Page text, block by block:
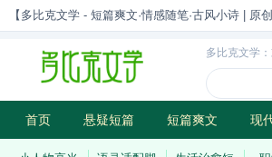
【多比克文学 - 短篇爽文·情感随笔·古风小诗 | 原
多比克文学
首页 悬疑短篇 短篇爽文 现